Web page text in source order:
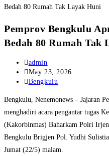
‎Pemprov Bengkulu
Bedah 80 Rumah Tak
Post
author:
admin
Post
published:
May 23, 2026
Post
Bengkulu
‎Bengkulu, Nenemonews – Jajaran
menghadiri acara pengantar tugas
(Kakorbinmas) Baharkam Polri
Bengkulu Brigjen Pol. Yudhi
Jumat (22/5) malam.